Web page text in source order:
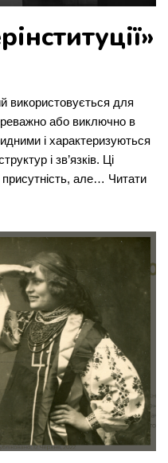
використовується для
або виключно в
і характеризуються
і зв’язків. Ці
присутність, але… Читати